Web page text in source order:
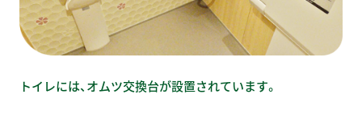
トイレには、オムツ交換台が設置されています。